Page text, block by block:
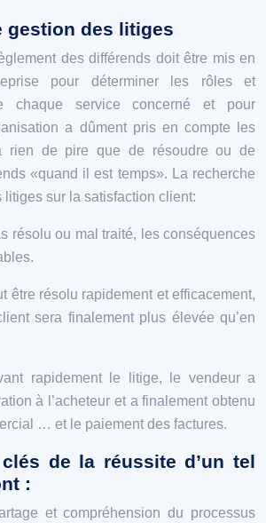
gestion des litiges
des différends doit être mis en
pour déterminer les rôles et
chaque service concerné et pour
a dûment pris en compte les
rien de pire que de résoudre ou de
«quand il est temps». La recherche
litiges sur la satisfaction client:
résolu ou mal traité, les conséquences
être résolu rapidement et efficacement,
sera finalement plus élevée qu’en
rapidement le litige, le vendeur a
à l’acheteur et a finalement obtenu
… et le paiement des factures.
de la réussite d’un tel
:
et compréhension du processus